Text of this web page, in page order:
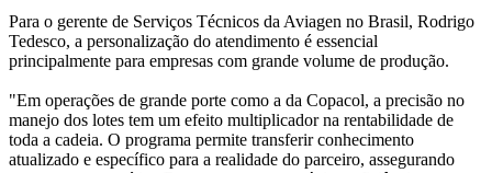
Para o gerente de Serviços Técnicos da Aviagen no Brasil, Rodrigo
Tedesco, a personalização do atendimento é essencial
principalmente para empresas com grande volume de produção.
"Em operações de grande porte como a da Copacol, a precisão no
manejo dos lotes tem um efeito multiplicador na rentabilidade de
toda a cadeia. O programa permite transferir conhecimento
atualizado e específico para a realidade do parceiro, assegurando